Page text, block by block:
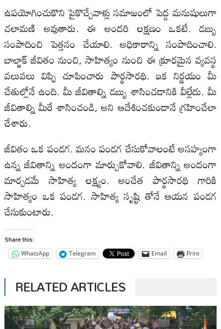
ఉపయోగించుకొని పైకొచ్చేవాళ్లు సమాజంలో పెద్ద మనుషులుగా
చలామణి అవుతారు. ఈ అందరి లక్షణం ఒకటే. డబ్బు
సంపాదించి పెత్తనం చేయాలి. అధికారాన్ని సంపాదించాలి.
బాల్జాక్ జీవితం నుంచి, సాహిత్యం నుంచి ఈ క్రూరమైన వ్యవస్థ
వలువలు విప్పి చూపించారు పార్థసారథి. ఇక నిర్ణయం మీ
చేతుల్లోనే ఉంది. మీ జీవితాల్ని డబ్బు శాసించడానికి వీల్లేదు. మీ
జీవితాల్ని మీరే శాసించండి, అని ఆదేశించకుండానే గ్రహించేలా
చేశారు.
జీవితం ఒక పండగ. మనం పండగ చేసుకోవాలంటే అసహ్యంగా
ఉన్న జీవితాన్ని అందంగా మార్చుకోవాలి. జీవితాన్ని అందంగా
మార్చడమే సాహిత్య లక్ష్యం. అంచేత పార్థసారథి గారికి
సాహిత్యం ఒక పండగ. సాహిత్య సృష్టి తోనే ఆయన పండగ
చేసుకుంటారు.
Share this:
WhatsApp Telegram Email Print
RELATED ARTICLES